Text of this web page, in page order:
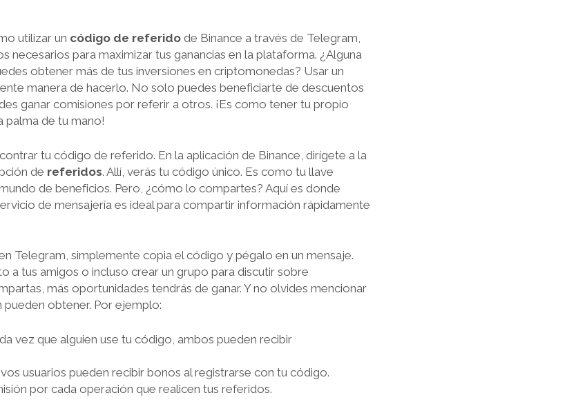
utilizar un código de referidode Binance a través de Telegram,
necesarios para maximizar tus ganancias en la plataforma. ¿Alguna
obtener más de tus inversiones en criptomonedas? Usar un
manera de hacerlo. No solo puedes beneficiarte de descuentos
ganar comisiones por referir a otros. ¡Es como tener tu propio
palma de tu mano!
tu código de referido. En la aplicación de Binance, dirígete a la
de referidos. Allí, verás tu código único. Es como tu llave
de beneficios. Pero, ¿cómo lo compartes? Aquí es donde
de mensajería es ideal para compartir información rápidamente
Telegram, simplemente copia el código y pégalo en un mensaje.
a tus amigos o incluso crear un grupo para discutir sobre
más oportunidades tendrás de ganar. Y no olvides mencionar
obtener. Por ejemplo:
vez que alguien use tu código, ambos pueden recibir
usuarios pueden recibir bonos al registrarse con tu código.
por cada operación que realicen tus referidos.